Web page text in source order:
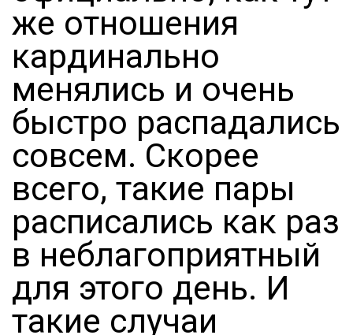
же отношения
кардинально
менялись и очень
быстро распадались
совсем. Скорее
всего, такие пары
расписались как раз
в неблагоприятный
для этого день. И
такие случаи